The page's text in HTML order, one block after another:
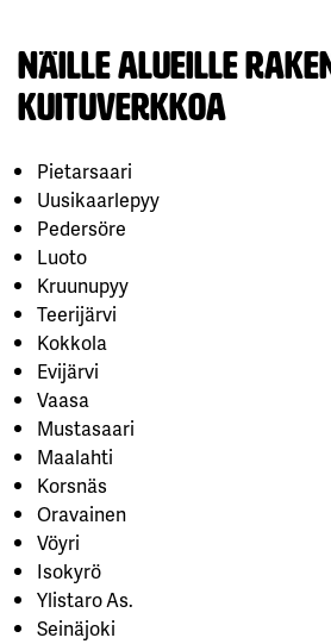
NÄILLE ALUEILLE
KUITUVERKKOA
Pietarsaari
Uusikaarlepyy
Pedersöre
Luoto
Kruunupyy
Teerijärvi
Kokkola
Evijärvi
Vaasa
Mustasaari
Maalahti
Korsnäs
Oravainen
Vöyri
Isokyrö
Ylistaro As.
Seinäjoki